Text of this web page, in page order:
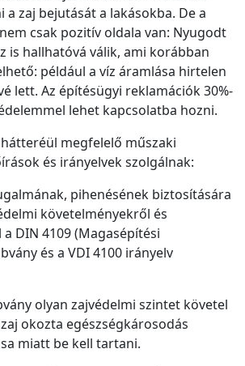
a zaj bejutását a lakásokba. De a
csak pozitív oldala van: Nyugodt
is hallhatóvá válik, ami korábban
például a víz áramlása hirtelen
lett. Az építésügyi reklamációk 30%-
lehet kapcsolatba hozni.
megfelelő műszaki
és irányelvek szolgálnak:
pihenésének biztosítására
követelményekről és
DIN 4109 (Magasépítési
és a VDI 4100 irányelv
olyan zajvédelmi szintet követel
okozta egészségkárosodás
miatt be kell tartani.